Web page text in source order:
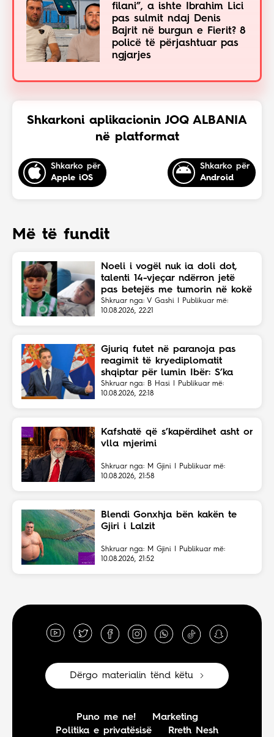
filani”, a ishte Ibrahim Lici
pas sulmit ndaj Denis
Bajrit në burgun e Fierit? 8
policë të përjashtuar pas
ngjarjes
Shkarkoni aplikacionin JOQ ALBANIA
në platformat
Shkarko për
Apple iOS
Shkarko për
Android
Më të fundit
Noeli i vogël nuk ia doli dot,
talenti 14-vjeçar ndërron jetë
pas betejës me tumorin në kokë
Shkruar nga: V Gashi | Publikuar më:
10.08.2026, 22:21
Gjuriq futet në paranoja pas
reagimit të kryediplomatit
shqiptar për lumin Ibër: S’ka
vend për Shqipërinë e Madhe
Shkruar nga: B Hasi | Publikuar më:
10.08.2026, 22:18
Kafshatë që s’kapërdihet asht or
vlla mjerimi
Shkruar nga: M Gjini | Publikuar më:
10.08.2026, 21:58
Blendi Gonxhja bën kakën te
Gjiri i Lalzit
Shkruar nga: M Gjini | Publikuar më:
10.08.2026, 21:52
Dërgo materialin tënd këtu
Puno me ne!
Marketing
Politika e privatësisë
Rreth Nesh